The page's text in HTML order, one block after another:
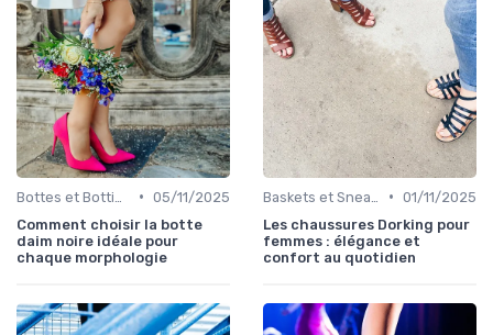
• 05/11/2025
Comment choisir la botte
daim noire idéale pour
chaque morphologie
• 01/11/2025
Les chaussures Dorking pour
femmes : élégance et
confort au quotidien